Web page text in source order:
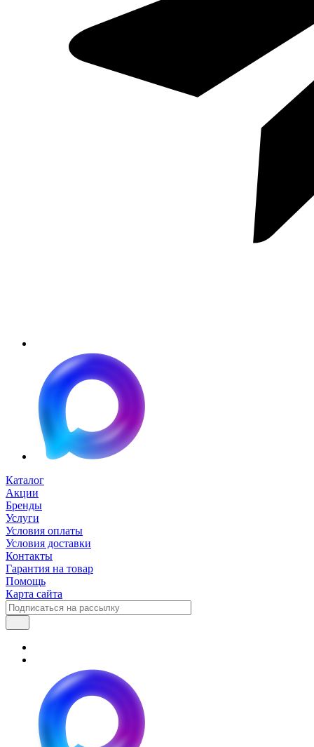
Каталог
Акции
Бренды
Услуги
Условия оплаты
Условия доставки
Контакты
Гарантия на товар
Помощь
Карта сайта